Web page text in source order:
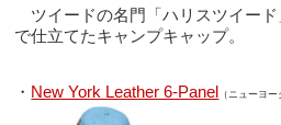
ツイードの名門「ハリスツイー
で仕立てたキャンプキャップ。
・ New York Leather 6-Panel （ニューヨ